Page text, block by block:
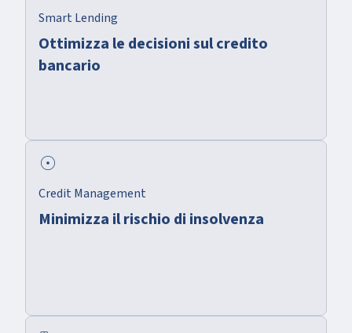
Smart Lending
Ottimizza le decisioni sul credito
bancario
adjust
Credit Management
Minimizza il rischio di insolvenza